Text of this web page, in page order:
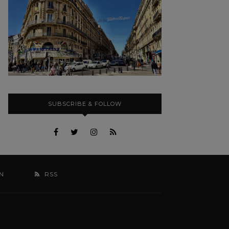
SUBSCRIBE & FOLLOW
RSS